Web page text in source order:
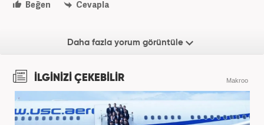
Beğen Cevapla
Daha fazla yorum görüntüle
İLGİNİZİ ÇEKEBİLİR Makroo